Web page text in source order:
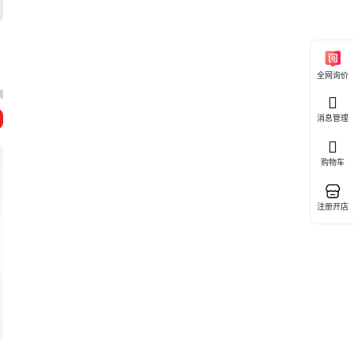
全网询价
消息管理
购物车
注册开店